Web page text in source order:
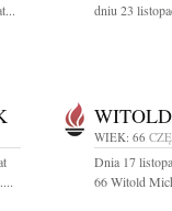
dniu 23
WIEK: 66
Dnia 17
66 Witold